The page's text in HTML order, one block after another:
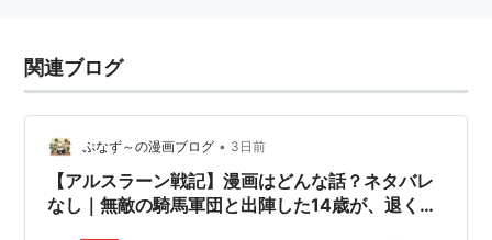
漫画：荒川弘（講談社「別冊少年マガジン」連載）
監督：阿部記之
シリーズ構成：上江洲誠
チーフキャラクターデザイン：小木曽伸吾
関連ブログ
ぷなず～の漫画ブログ • 3日前
【アルスラーン戦記】漫画はどんな話？ネタバレ
なし｜無敵の騎馬軍団と出陣した14歳が、退くと